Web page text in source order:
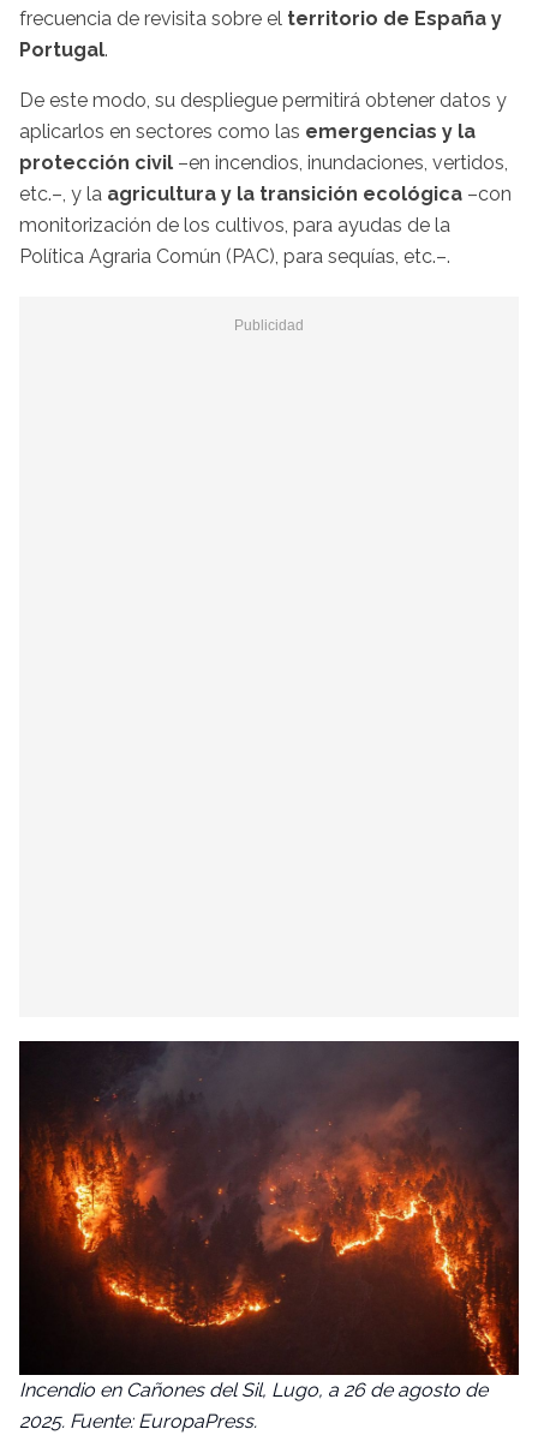
frecuencia de revisita sobre el territorio de España y
Portugal.
De este modo, su despliegue permitirá obtener datos y
aplicarlos en sectores como las emergencias y la
protección civil –en incendios, inundaciones, vertidos,
etc.–, y la agricultura y la transición ecológica –con
monitorización de los cultivos, para ayudas de la
Política Agraria Común (PAC), para sequías, etc.–.
Incendio en Cañones del Sil, Lugo, a 26 de agosto de
2025. Fuente: EuropaPress.